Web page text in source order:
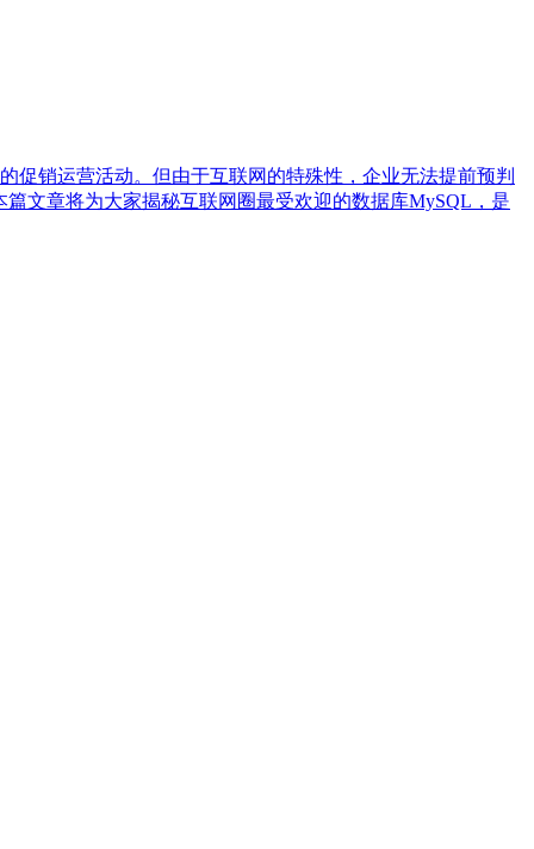
促销运营活动。但由于互联网的特殊性，企业无法提前预判
文章将为大家揭秘互联网圈最受欢迎的数据库MySQL，是